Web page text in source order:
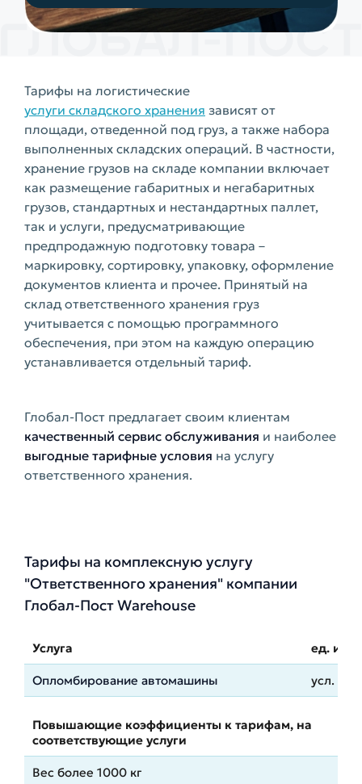
Тарифы на логистические
услуги складского хранения зависят от
площади, отведенной под груз, а также набора
выполненных складских операций. В частности,
хранение грузов на складе компании включает
как размещение габаритных и негабаритных
грузов, стандартных и нестандартных паллет,
так и услуги, предусматривающие
предпродажную подготовку товара –
маркировку, сортировку, упаковку, оформление
документов клиента и прочее. Принятый на
склад ответственного хранения груз
учитывается с помощью программного
обеспечения, при этом на каждую операцию
устанавливается отдельный тариф.
Глобал-Пост предлагает своим клиентам
качественный сервис обслуживания и наиболее
выгодные тарифные условия на услугу
ответственного хранения.
Тарифы на комплексную услугу
"Ответственного хранения" компании
Глобал-Пост Warehouse
Услуга ед.
Опломбирование автомашины усл.
Повышающие коэффициенты к тарифам, на
соответствующие услуги
Вес более 1000 кг